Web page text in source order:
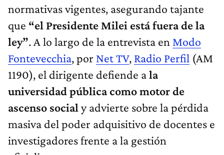
normativas vigentes, asegurando tajante
que “el Presidente Milei está fuera de la
ley”. A lo largo de la entrevista en Modo
Fontevecchia, por Net TV, Radio Perfil (AM
1190), el dirigente defiende ala
universidad pública como motor de
ascenso social y advierte sobre la pérdida
masiva del poder adquisitivo de docentes e
investigadores frente a la gestión